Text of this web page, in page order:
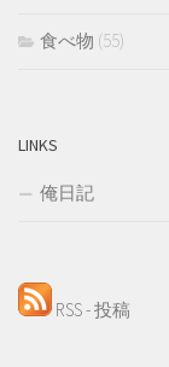
食べ物 (55)
LINKS
俺日記
RSS - 投稿